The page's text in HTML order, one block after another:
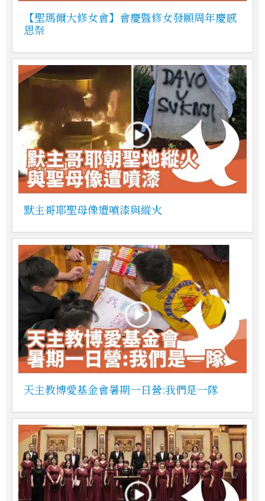
【聖瑪爾大修女會】會慶暨修女發願周年慶感
恩祭
默主哥耶聖母像遭噴漆與縱火
天主教博愛基金會暑期一日營:我們是一隊